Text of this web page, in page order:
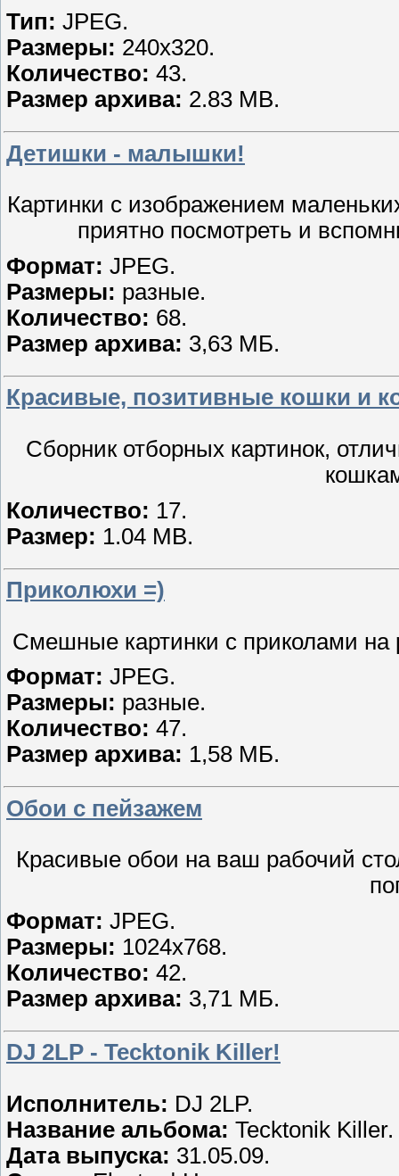
Тип: JPEG.
Размеры: 240х320.
Количество: 43.
Размер архива: 2.83 MB.
Детишки - малышки!
Картинки с изображением
приятно посмотреть и
Формат: JPEG.
Размеры: разные.
Количество: 68.
Размер архива: 3,63 МБ.
Красивые, позитивные кошки и
Сборник отборных картинок,
Количество: 17.
Размер: 1.04 MB.
Приколюхи =)
Смешные картинки с приколами
Формат: JPEG.
Размеры: разные.
Количество: 47.
Размер архива: 1,58 МБ.
Обои с пейзажем
Красивые обои на ваш рабочий
Формат: JPEG.
Размеры: 1024х768.
Количество: 42.
Размер архива: 3,71 МБ.
DJ 2LP - Tecktonik Killer!
Исполнитель: DJ 2LP.
Название альбома: Tecktonik Killer.
Дата выпуска: 31.05.09.